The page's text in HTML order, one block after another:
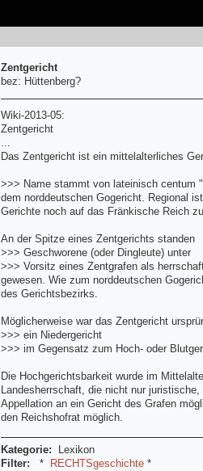
Zentgericht
bez: Hüttenberg?
Wiki-2013-05:
Zentgericht
...
Das Zentgericht ist ein mittelalterliches
>>> Name stammt von lateinisch centum
dem norddeutschen Gogericht. Regional
Gerichte noch auf das Fränkische Reich
An der Spitze eines Zentgerichts standen
>>> Geschworene (oder Dingleute) unter
>>> Vorsitz eines Zentgrafen als
gewesen. Wie zum norddeutschen
des Gerichtsbezirks.
Möglicherweise war das Zentgericht
>>> ein Niedergericht
>>> im Gegensatz zum Hoch- oder
Die Hochgerichtsbarkeit wurde im
Landesherrschaft, die nicht nur
Appellation an ein Gericht des Grafen
den Reichshofrat möglich.
Kategorie:
Lexikon
Filter:
* RECHTSgeschichte *